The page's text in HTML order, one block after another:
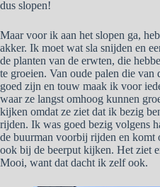
dus slopen!
Maar voor ik aan het slopen ga,
akker. Ik moet wat sla snijden en
de planten van de erwten, die
te groeien. Van oude palen die van
goed zijn en touw maak ik voor
waar ze langst omhoog kunnen
kijken omdat ze ziet dat ik bezig
rijden. Ik was goed bezig volgens
de buurman voorbij rijden en
ook bij de beerput kijken. Het ziet
Mooi, want dat dacht ik zelf ook.